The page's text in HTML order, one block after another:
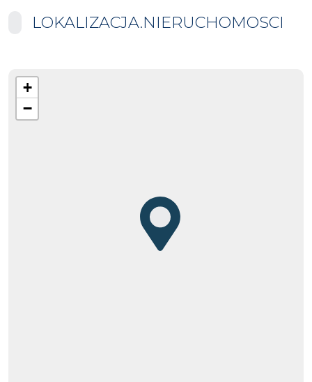
LOKALIZACJA.NIERUCHOMOSCI
+
−